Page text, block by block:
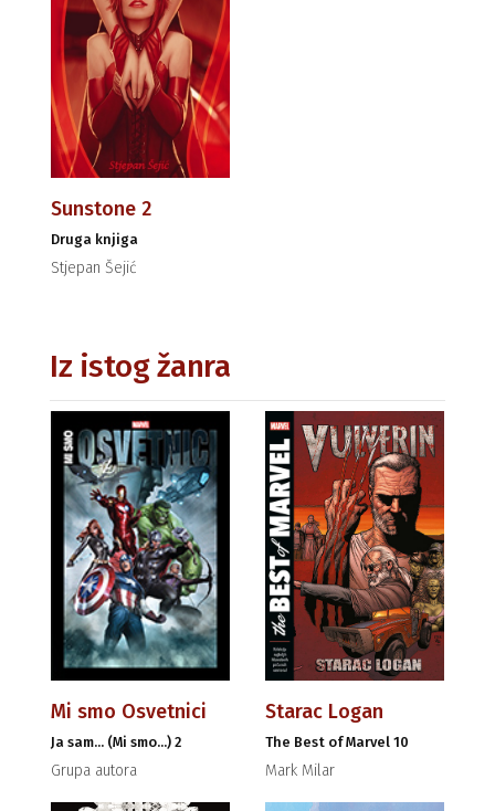
Sunstone 2
Druga knjiga
Stjepan Šejić
Iz istog žanra
Mi smo Osvetnici
Ja sam... (Mi smo...) 2
Grupa autora
Starac Logan
The Best of Marvel 10
Mark Milar